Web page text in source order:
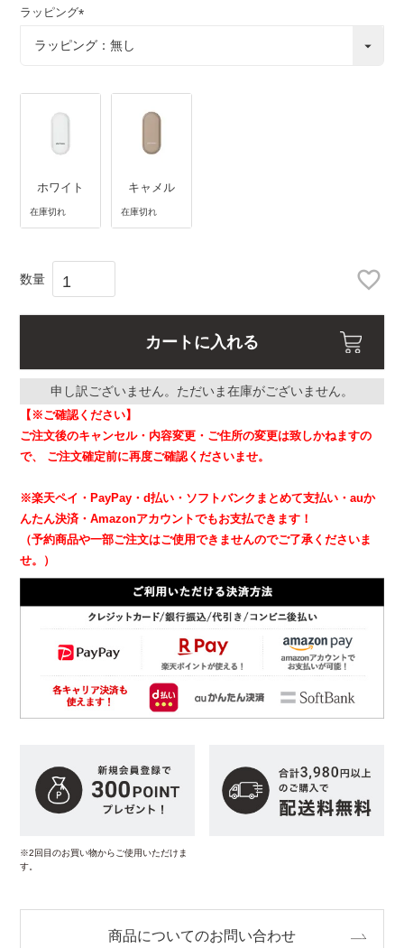
ラッピング
必
ホワイト
在庫切れ
キャメル
在庫切れ
カートに入れる
申し訳ございません。ただいま在庫がございません。
【※ご確認ください】
ご注文後のキャンセル・内容変更・ご住所の変更は致しかねますの
で、
ご注文確定前に再度ご確認くださいませ。
※楽天ペイ・PayPay・d払い・ソフトバンクまとめて支払い・auか
んたん決済・Amazonアカウントでもお支払できます！
（予約商品や一部ご注文はご使用できませんのでご了承くださいま
せ。）
※2回目のお買い物からご使用いただけま
す。
商品についてのお問い合わせ